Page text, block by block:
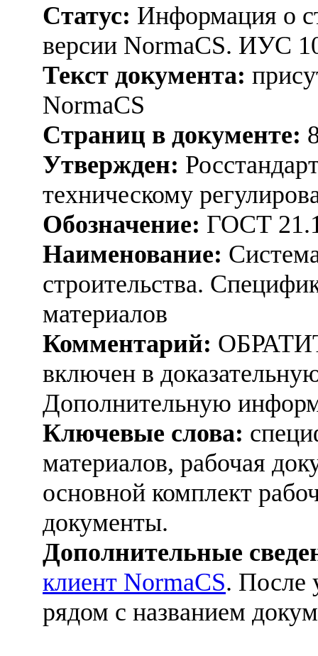
Статус: Информация о
версии NormaCS. ИУС
Текст документа:
NormaCS
Страниц в документе:
Утвержден:
техническому
Обозначение: ГОСТ
Наименование:
строительства.
материалов
Комментарий:
включен в
Дополнительную
Ключевые слова:
материалов, рабочая
основной комплект
документы.
Дополнительные
клиент NormaCS. После
рядом с названием